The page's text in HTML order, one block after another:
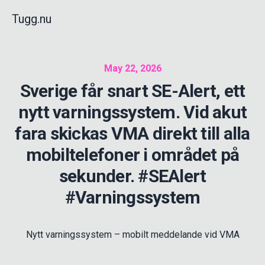
Tugg.nu
May 22, 2026
Sverige får snart SE-Alert, ett
nytt varningssystem. Vid akut
fara skickas VMA direkt till alla
mobiltelefoner i området på
sekunder. #SEAlert
#Varningssystem
Nytt varningssystem – mobilt meddelande vid VMA